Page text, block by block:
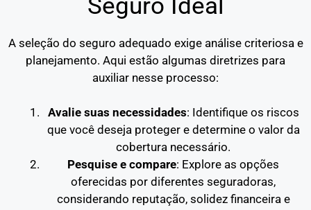
A seleção do seguro adequado exige análise criteriosa e
planejamento. Aqui estão algumas diretrizes para
auxiliar nesse processo:
Avalie suas necessidades: Identifique os riscos
que você deseja proteger e determine o valor da
cobertura necessário.
Pesquise e compare: Explore as opções
oferecidas por diferentes seguradoras,
considerando reputação, solidez financeira e